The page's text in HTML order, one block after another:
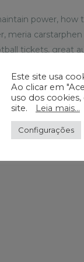
power, how
meria
tickets, great
4, outer banks
Este site usa
Ao clicar em
uso dos
site.
Leia mais...
Configurações